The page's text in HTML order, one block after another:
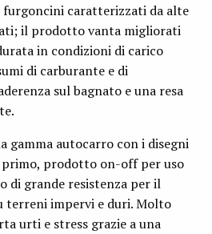
furgoncini caratterizzati da alte
il prodotto vanta migliorati
in condizioni di carico
di carburante e di
sul bagnato e una resa
gamma autocarro con i disegni
primo, prodotto on-off per uso
di grande resistenza per il
terreni impervi e duri. Molto
urti e stress grazie a una